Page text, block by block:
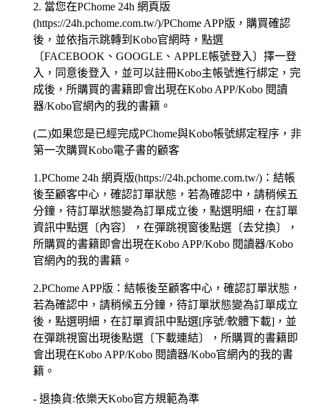
2. 當您在PChome 24h 網頁版
(https://24h.pchome.com.tw/)/PChome APP版，購買確認
後，並依指示跳轉到Kobo官網時，點選
〔FACEBOOK、GOOGLE、APPLE帳號登入〕擇一登
入，同意後登入，並可以註冊Kobo主帳號進行綁定，完
成後，所購買的書籍即會出現在Kobo APP/Kobo 閱讀
器/Kobo官網內的我的書籍。
(二)如果您是已經完成PChome與Kobo帳號綁定程序，非
第一次購買Kobo電子書的顧客
1.PChome 24h 網頁版(https://24h.pchome.com.tw/)：結帳
後至顧客中心，確認訂單狀態，若為確認中，請稍候五
分鐘，待訂單狀態變為訂單成立後，點選明細，在訂單
資訊中點選〔內容〕，在彈跳視窗後點選〔去兌換〕，
所購買的書籍即會出現在Kobo APP/Kobo 閱讀器/Kobo
官網內的我的書籍。
2.PChome APP版：結帳後至顧客中心，確認訂單狀態，
若為確認中，請稍候五分鐘，待訂單狀態變為訂單成立
後，點選明細，在訂單資訊中點選[序號/軟體下載]，並
在彈跳視窗出現後點選〔下載連結〕，所購買的書籍即
會出現在Kobo APP/Kobo 閱讀器/Kobo官網內的我的書
籍。
- 退換貨:依樂天Kobo官方規範為準